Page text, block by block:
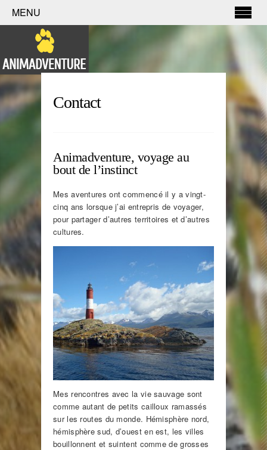
MENU
Contact
Animadventure, voyage au
bout de l’instinct
Mes aventures ont commencé il y a vingt-
cinq ans lorsque j’ai entrepris de voyager,
pour partager d’autres territoires et d’autres
cultures.
Mes rencontres avec la vie sauvage sont
comme autant de petits cailloux ramassés
sur les routes du monde. Hémisphère nord,
hémisphère sud, d’ouest en est, les villes
bouillonnent et suintent comme de grosses